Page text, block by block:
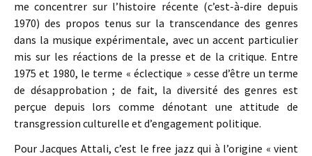
me concentrer sur l’histoire récente (c’est-à-dire depuis
1970) des propos tenus sur la transcendance des genres
dans la musique expérimentale, avec un accent particulier
mis sur les réactions de la presse et de la critique. Entre
1975 et 1980, le terme « éclectique » cesse d’être un terme
de désapprobation ; de fait, la diversité des genres est
perçue depuis lors comme dénotant une attitude de
transgression culturelle et d’engagement politique.
Pour Jacques Attali, c’est le free jazz qui à l’origine « vient